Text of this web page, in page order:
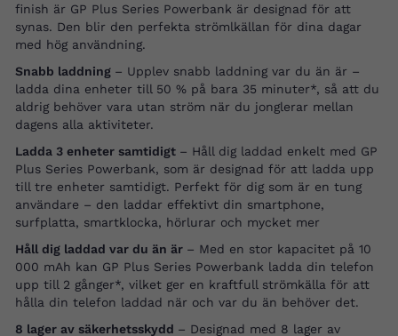
finish är GP Plus Series Powerbank är designad för att
synas. Den blir den perfekta strömlkällan för dina dagar
med hög användning.
Snabb laddning – Upplev snabb laddning var du än är –
ladda dina enheter till 50 % på bara 35 minuter*, så att du
aldrig behöver vara utan ström när du jonglerar mellan
dagens alla aktiviteter.
Ladda 3 enheter samtidigt – Håll dig laddad enkelt med GP
Plus Series Powerbank, som är designad för att ladda upp
till tre enheter samtidigt. Perfekt för dig som är en tung
användare – den laddar effektivt din smartphone,
surfplatta, smartklocka, hörlurar och mycket mer
Håll dig laddad var du än är – Med en stor kapacitet på 10
000 mAh kan GP Plus Series Powerbank ladda din telefon
upp till 2 gånger*, vilket ger en kraftfull strömkälla för att
hålla din telefon laddad när och var du än behöver det.
8 lager av säkerhetsskydd – Designad med 8 lager av